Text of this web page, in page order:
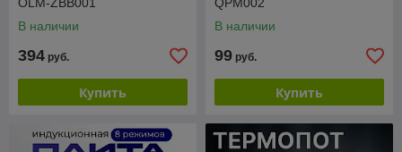
В наличии
394 руб.
Купить
В наличии
99 руб.
Купить